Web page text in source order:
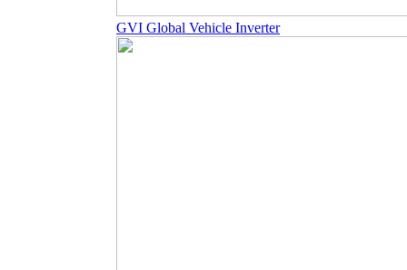
GVI Global Vehicle Inverter